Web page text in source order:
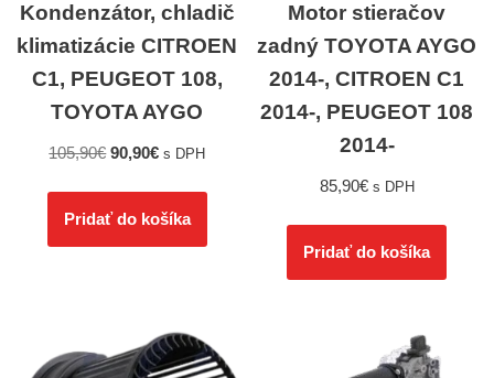
Kondenzátor, chladič
klimatizácie CITROEN
C1, PEUGEOT 108,
TOYOTA AYGO
105,90€ 90,90€ s DPH
Pridať do košíka
Motor stieračov
zadný TOYOTA AYGO
2014-, CITROEN C1
2014-, PEUGEOT 108
2014-
85,90€ s DPH
Pridať do košíka